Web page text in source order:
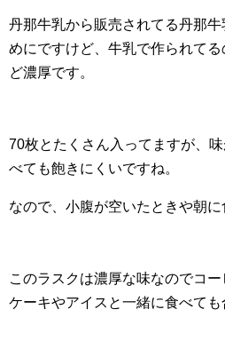
丹那牛乳から販売されてる丹那牛
めにですけど、牛乳で作られて
ど濃厚です。
70枚とたくさん入ってますが、
べても飽きにくいですね。
なので、小腹が空いたときや朝に
このラスクは濃厚な味なのでコー
ケーキやアイスと一緒に食べても